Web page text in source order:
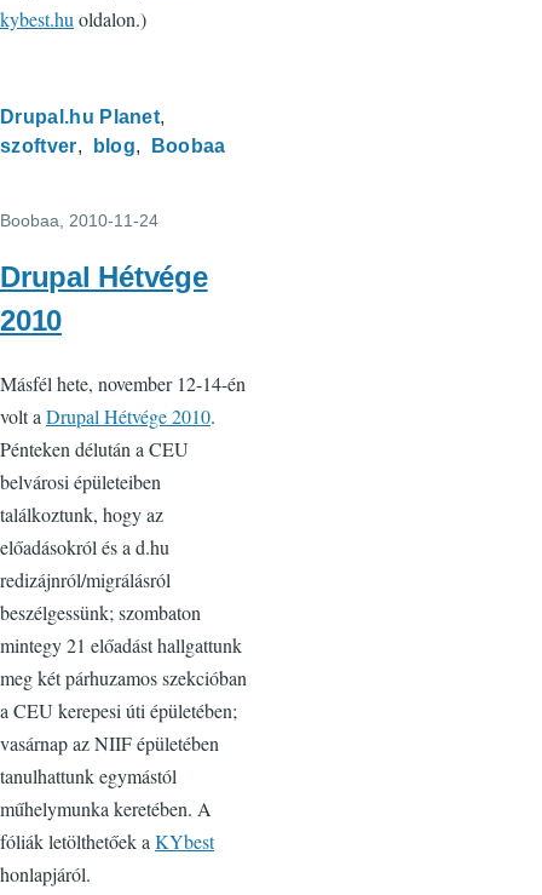
kybest.hu oldalon.)
Drupal.hu Planet
szoftver
blog Boobaa
Boobaa , 2010-11-24
Drupal Hétvége
2010
Másfél hete, november 12-14-én
volt a Drupal Hétvége 2010.
Pénteken délután a CEU
belvárosi épületeiben
találkoztunk, hogy az
előadásokról és a d.hu
redizájnról/migrálásról
beszélgessünk; szombaton
mintegy 21 előadást hallgattunk
meg két párhuzamos szekcióban
a CEU kerepesi úti épületében;
vasárnap az NIIF épületében
tanulhattunk egymástól
műhelymunka keretében. A
fóliák letölthetőek a KYbest
honlapjáról.